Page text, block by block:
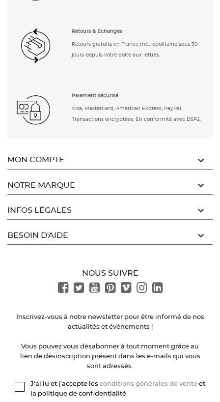
Retours & Echanges
Retours gratuits en France métropolitaine sous 30
jours depuis votre boîte aux lettres.
Paiement sécurisé
Visa, MasterCard, American Express, PayPal.
Transactions encryptées. En conformité avec DSP2.
MON COMPTE 
NOTRE MARQUE 
INFOS LÉGALES 
BESOIN D'AIDE 
NOUS SUIVRE
Inscrivez-vous à notre newsletter pour être informé de nos
actualités et événements !
Vous pouvez vous désabonner à tout moment grâce au
lien de désinscription présent dans les e-mails qui vous
sont adressés.
J'ai lu et j'accepte les conditions générales de vente et
la politique de confidentialité